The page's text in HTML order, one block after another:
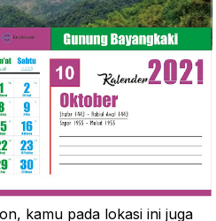
kamu pada lokasi ini juga